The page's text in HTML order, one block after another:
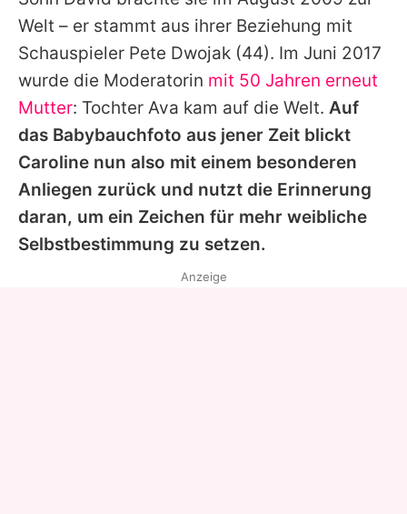
Welt – er stammt aus ihrer Beziehung mit
Schauspieler Pete Dwojak (44). Im Juni 2017
wurde die Moderatorin mit 50 Jahren erneut
Mutter: Tochter Ava kam auf die Welt. Auf
das Babybauchfoto aus jener Zeit blickt
Caroline nun also mit einem besonderen
Anliegen zurück und nutzt die Erinnerung
daran, um ein Zeichen für mehr weibliche
Selbstbestimmung zu setzen.
Anzeige